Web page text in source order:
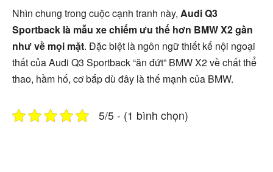
Nhìn chung trong cuộc cạnh tranh này, Audi Q3
Sportback là mẫu xe chiếm ưu thế hơn BMW X2 gần
như về mọi mặt. Đặc biệt là ngôn ngữ thiết kế nội ngoại
thất của Audi Q3 Sportback “ăn đứt” BMW X2 về chất thể
thao, hầm hố, cơ bắp dù đây là thế mạnh của BMW.
5/5 - (1 bình chọn)